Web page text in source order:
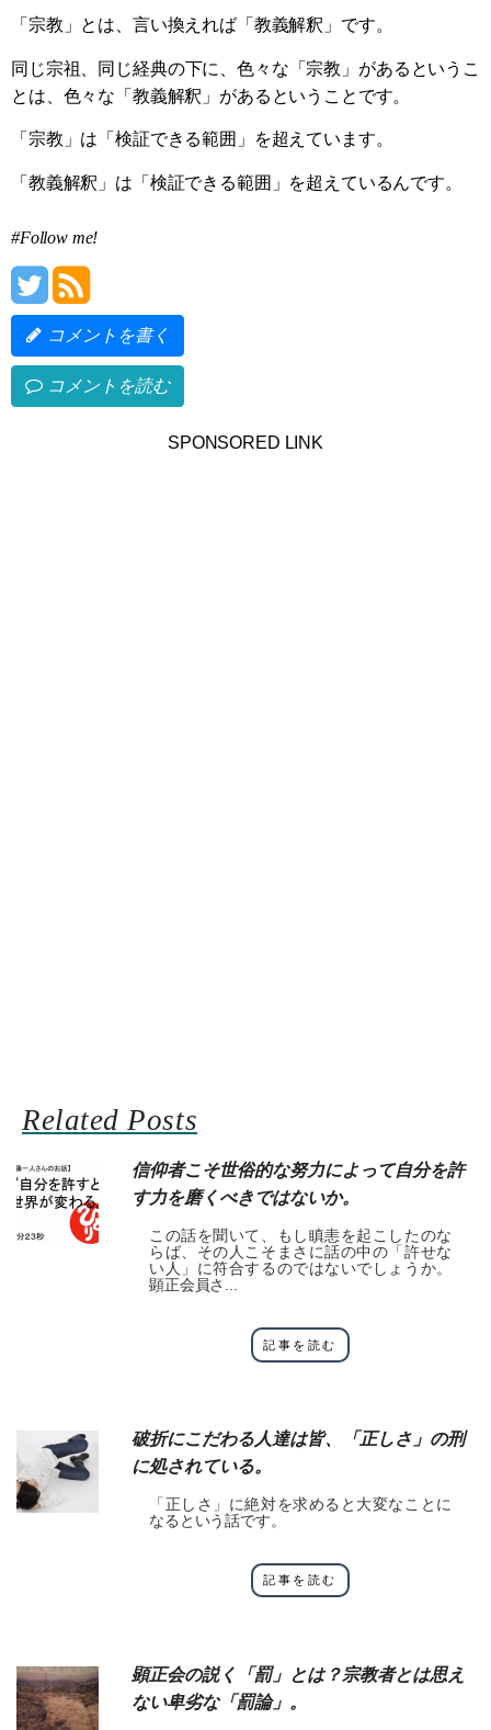
「宗教」とは、言い換えれば「教義解釈」です。
同じ宗祖、同じ経典の下に、色々な「宗教」があるというこ
とは、色々な「教義解釈」があるということです。
「宗教」は「検証できる範囲」を超えています。
「教義解釈」は「検証できる範囲」を超えているんです。
#Follow me!
コメントを書く
コメントを読む
SPONSORED LINK
Related Posts
信仰者こそ世俗的な努力によって自分を許
す力を磨くべきではないか。
この話を聞いて、もし瞋恚を起こしたのな
らば、その人こそまさに話の中の「許せな
い人」に符合するのではないでしょうか。
顕正会員さ...
記事を読む
破折にこだわる人達は皆、「正しさ」の刑
に処されている。
「正しさ」に絶対を求めると大変なことに
なるという話です。
記事を読む
顕正会の説く「罰」とは？宗教者とは思え
ない卑劣な「罰論」。